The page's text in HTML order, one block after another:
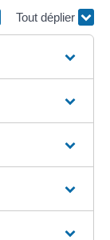
Tout déplier